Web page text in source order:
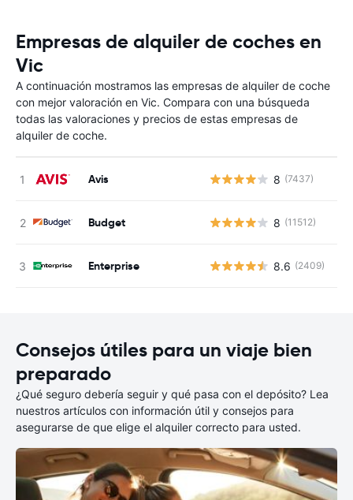
Empresas de alquiler de coches en
Vic
A continuación mostramos las empresas de alquiler de coche
con mejor valoración en Vic. Compara con una búsqueda
todas las valoraciones y precios de estas empresas de
alquiler de coche.
Avis 8 (7437)
Budget 8 (11512)
Enterprise 8.6 (2409)
Consejos útiles para un viaje bien
preparado
¿Qué seguro debería seguir y qué pasa con el depósito? Lea
nuestros artículos con información útil y consejos para
asegurarse de que elige el alquiler correcto para usted.